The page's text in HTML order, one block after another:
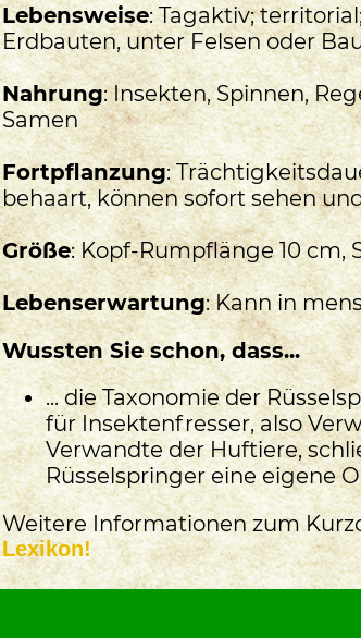
Lebensweise: Tagaktiv;
Erdbauten, unter Felsen oder
Nahrung: Insekten, Spinnen,
Samen
Fortpflanzung:
behaart, können sofort sehen
Größe: Kopf-Rumpflänge 10 cm,
Lebenserwartung: Kann in
Wussten Sie schon, dass...
... die Taxonomie der
für Insektenfresser, also
Verwandte der Huftiere,
Rüsselspringer eine eigene
Weitere Informationen zum
Lexikon!